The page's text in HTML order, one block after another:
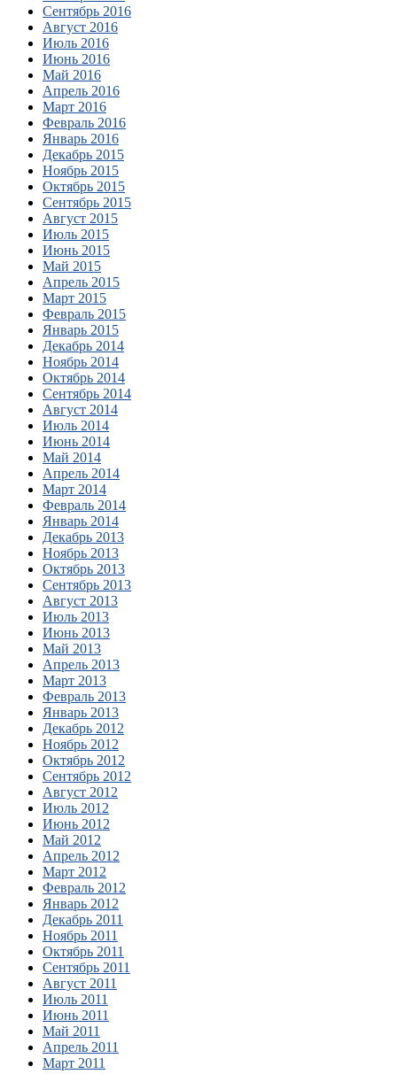
Сентябрь 2016
Август 2016
Июль 2016
Июнь 2016
Май 2016
Апрель 2016
Март 2016
Февраль 2016
Январь 2016
Декабрь 2015
Ноябрь 2015
Октябрь 2015
Сентябрь 2015
Август 2015
Июль 2015
Июнь 2015
Май 2015
Апрель 2015
Март 2015
Февраль 2015
Январь 2015
Декабрь 2014
Ноябрь 2014
Октябрь 2014
Сентябрь 2014
Август 2014
Июль 2014
Июнь 2014
Май 2014
Апрель 2014
Март 2014
Февраль 2014
Январь 2014
Декабрь 2013
Ноябрь 2013
Октябрь 2013
Сентябрь 2013
Август 2013
Июль 2013
Июнь 2013
Май 2013
Апрель 2013
Март 2013
Февраль 2013
Январь 2013
Декабрь 2012
Ноябрь 2012
Октябрь 2012
Сентябрь 2012
Август 2012
Июль 2012
Июнь 2012
Май 2012
Апрель 2012
Март 2012
Февраль 2012
Январь 2012
Декабрь 2011
Ноябрь 2011
Октябрь 2011
Сентябрь 2011
Август 2011
Июль 2011
Июнь 2011
Май 2011
Апрель 2011
Март 2011